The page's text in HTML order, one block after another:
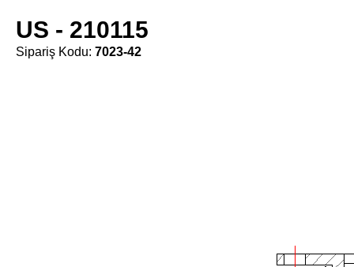
US - 210115
Sipariş Kodu: 7023-42